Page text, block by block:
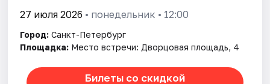
27 июля 2026 • понедельник • 12:00
Город: Санкт-Петербург
Площадка: Место встречи: Дворцовая площадь, 4
Билеты со скидкой